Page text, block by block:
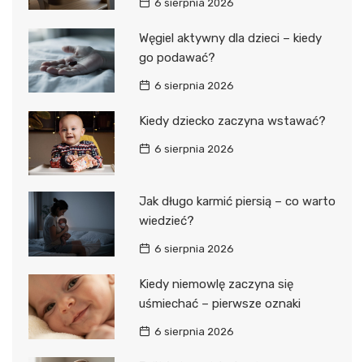
6 sierpnia 2026
Węgiel aktywny dla dzieci – kiedy
go podawać?
6 sierpnia 2026
Kiedy dziecko zaczyna wstawać?
6 sierpnia 2026
Jak długo karmić piersią – co warto
wiedzieć?
6 sierpnia 2026
Kiedy niemowlę zaczyna się
uśmiechać – pierwsze oznaki
6 sierpnia 2026